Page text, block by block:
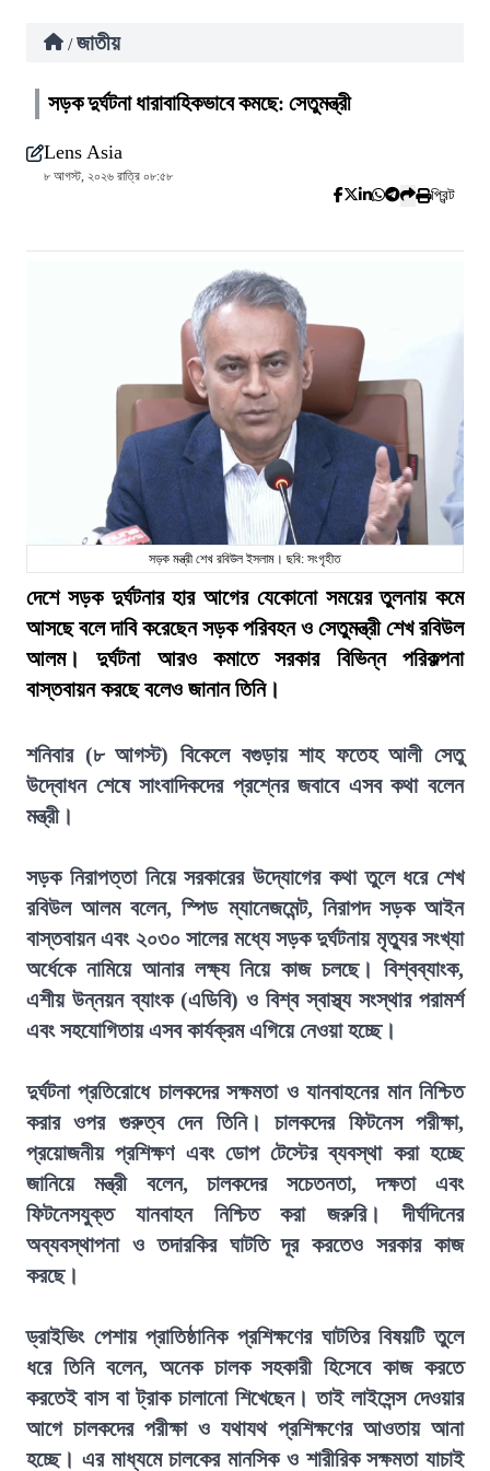
/ জাতীয়
সড়ক দুর্ঘটনা ধারাবাহিকভাবে কমছে: সেতুমন্ত্রী
Lens Asia
৮ আগস্ট, ২০২৬ রাত্রি ০৮:৫৮
প্রিন্ট
সড়ক মন্ত্রী শেখ রবিউল ইসলাম। ছবি: সংগৃহীত
দেশে সড়ক দুর্ঘটনার হার আগের যেকোনো সময়ের তুলনায় কমে
আসছে বলে দাবি করেছেন সড়ক পরিবহন ও সেতুমন্ত্রী শেখ রবিউল
আলম। দুর্ঘটনা আরও কমাতে সরকার বিভিন্ন পরিকল্পনা
বাস্তবায়ন করছে বলেও জানান তিনি।
শনিবার (৮ আগস্ট) বিকেলে বগুড়ায় শাহ ফতেহ আলী সেতু
উদ্বোধন শেষে সাংবাদিকদের প্রশ্নের জবাবে এসব কথা বলেন
মন্ত্রী।
সড়ক নিরাপত্তা নিয়ে সরকারের উদ্যোগের কথা তুলে ধরে শেখ
রবিউল আলম বলেন, স্পিড ম্যানেজমেন্ট, নিরাপদ সড়ক আইন
বাস্তবায়ন এবং ২০৩০ সালের মধ্যে সড়ক দুর্ঘটনায় মৃত্যুর সংখ্যা
অর্ধেকে নামিয়ে আনার লক্ষ্য নিয়ে কাজ চলছে। বিশ্বব্যাংক,
এশীয় উন্নয়ন ব্যাংক (এডিবি) ও বিশ্ব স্বাস্থ্য সংস্থার পরামর্শ
এবং সহযোগিতায় এসব কার্যক্রম এগিয়ে নেওয়া হচ্ছে।
দুর্ঘটনা প্রতিরোধে চালকদের সক্ষমতা ও যানবাহনের মান নিশ্চিত
করার ওপর গুরুত্ব দেন তিনি। চালকদের ফিটনেস পরীক্ষা,
প্রয়োজনীয় প্রশিক্ষণ এবং ডোপ টেস্টের ব্যবস্থা করা হচ্ছে
জানিয়ে মন্ত্রী বলেন, চালকদের সচেতনতা, দক্ষতা এবং
ফিটনেসযুক্ত যানবাহন নিশ্চিত করা জরুরি। দীর্ঘদিনের
অব্যবস্থাপনা ও তদারকির ঘাটতি দূর করতেও সরকার কাজ
করছে।
ড্রাইভিং পেশায় প্রাতিষ্ঠানিক প্রশিক্ষণের ঘাটতির বিষয়টি তুলে
ধরে তিনি বলেন, অনেক চালক সহকারী হিসেবে কাজ করতে
করতেই বাস বা ট্রাক চালানো শিখেছেন। তাই লাইসেন্স দেওয়ার
আগে চালকদের পরীক্ষা ও যথাযথ প্রশিক্ষণের আওতায় আনা
হচ্ছে। এর মাধ্যমে চালকের মানসিক ও শারীরিক সক্ষমতা যাচাই